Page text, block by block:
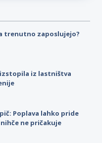
trenutno zaposlujejo?
izstopila iz lastništva
Poplava lahko pride
ne pričakuje